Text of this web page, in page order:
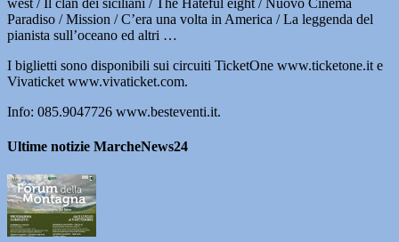
west / Il clan dei siciliani / The Hateful eight / Nuovo Cinema
Paradiso / Mission / C’era una volta in America / La leggenda del
pianista sull’oceano ed altri …
I biglietti sono disponibili sui circuiti TicketOne www.ticketone.it e
Vivaticket www.vivaticket.com.
Info: 085.9047726 www.besteventi.it.
Ultime notizie MarcheNews24